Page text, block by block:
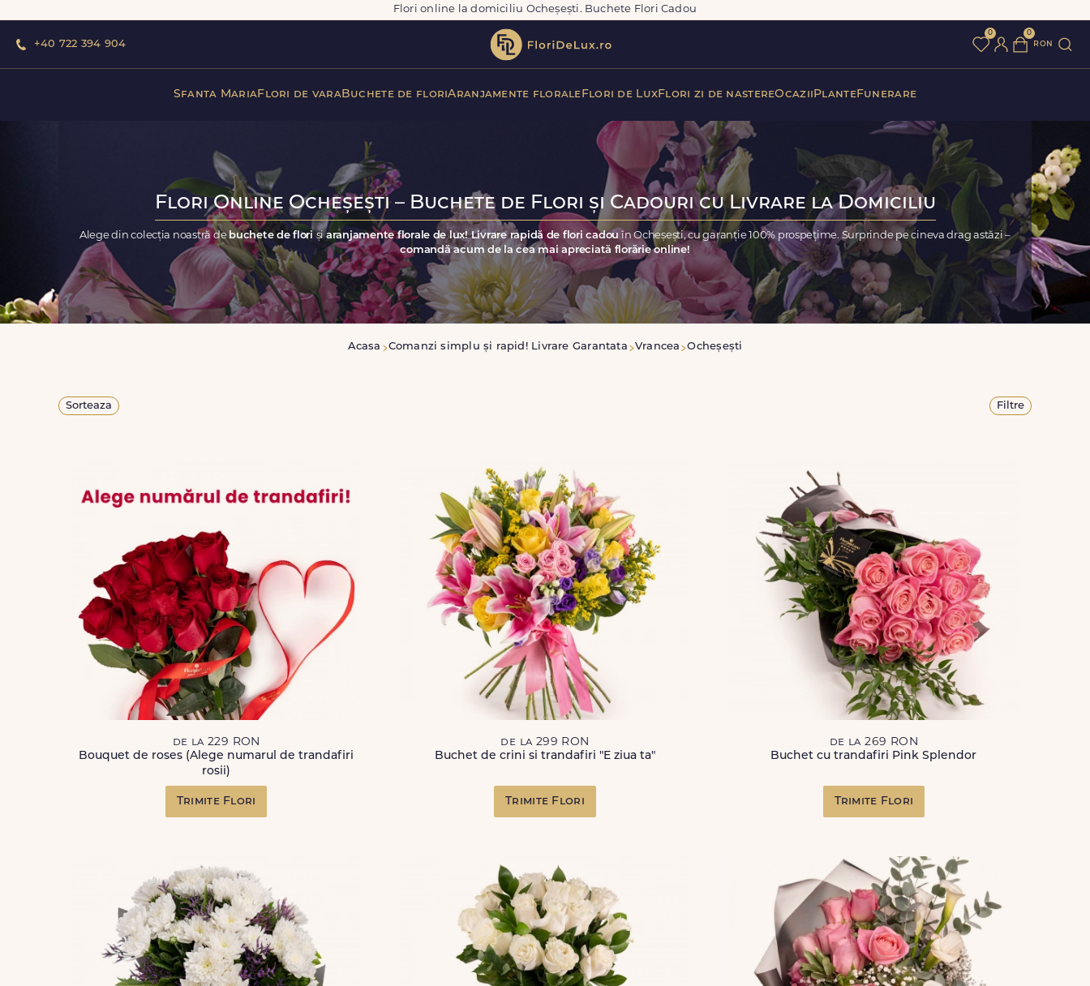
Flori online la domiciliu Ocheșești. Buchete Flori Cadou
+40 722 394 904
0 0
ron
Sfanta MariaFlori de varaBuchete de floriAranjamente florale Flori de LuxFlori zi de nastereOcazii PlanteFunerare
Flori Online Ocheșești – Buchete de Flori și Cadouri cu Livrare la Domiciliu
Alege din colecția noastră de buchete de flori șiaranjamente florale de lux! Livrare rapidă de flori cadou în Ocheșești, cu garanție 100% prospețime. Surprinde pe cineva drag astăzi –
comandă acum de la cea mai apreciată florărie online!
Acasa Comanzi simplu și rapid! Livrare Garantata Vrancea Ocheșești
Sorteaza Filtre
de la 229 RON
Bouquet de roses (Alege numarul de trandafiri
rosii)
Trimite Flori
de la 299 RON
Buchet de crini si trandafiri "E ziua ta"
Trimite Flori
de la 269 RON
Buchet cu trandafiri Pink Splendor
Trimite Flori